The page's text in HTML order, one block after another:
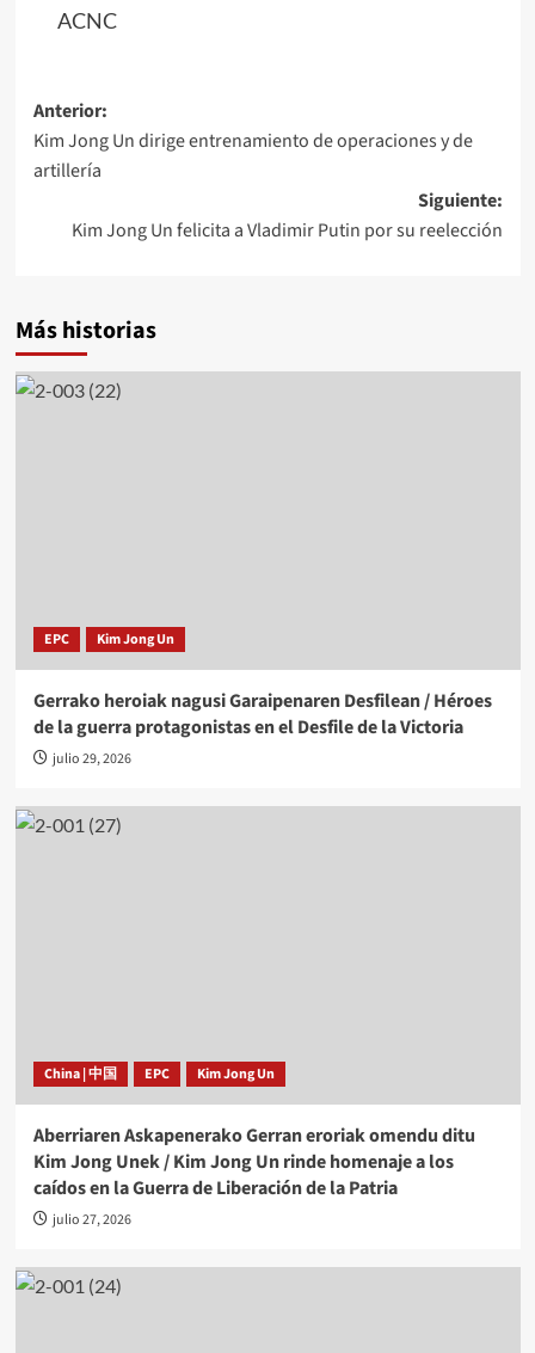
ACNC
Navegación
de
entradas
Anterior:
Kim Jong Un dirige entrenamiento de operaciones y de
artillería
Siguiente:
Kim Jong Un felicita a Vladimir Putin por su reelección
Más historias
EPC Kim Jong Un
Gerrako heroiak nagusi Garaipenaren Desfilean / Héroes
de la guerra protagonistas en el Desfile de la Victoria
julio 29, 2026
China | 中国 EPC Kim Jong Un
Aberriaren Askapenerako Gerran eroriak omendu ditu
Kim Jong Unek / Kim Jong Un rinde homenaje a los
caídos en la Guerra de Liberación de la Patria
julio 27, 2026